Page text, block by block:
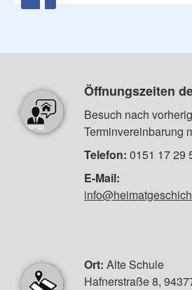
Öffnungszeiten
Besuch nach
Terminvereinbarung
Telefon: 0151 17 29
E-Mail:
Ort: Alte Schule
Hafnerstraße 8,